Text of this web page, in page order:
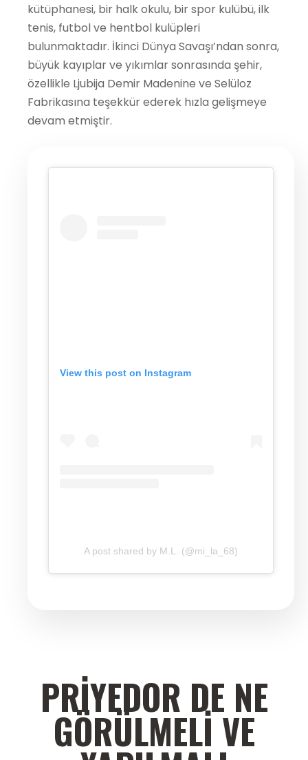
View this post on Instagram
A post shared by M.L. (@mi_la_68)
kütüphanesi, bir halk okulu, bir spor kulübü, ilk
tenis, futbol ve hentbol kulüpleri
bulunmaktadır. İkinci Dünya Savaşı’ndan sonra,
büyük kayıplar ve yıkımlar sonrasında şehir,
özellikle Ljubija Demir Madenine ve Selüloz
Fabrikasına teşekkür ederek hızla gelişmeye
devam etmiştir.
PRIYEDOR DE NE
GÖRÜLMELI VE